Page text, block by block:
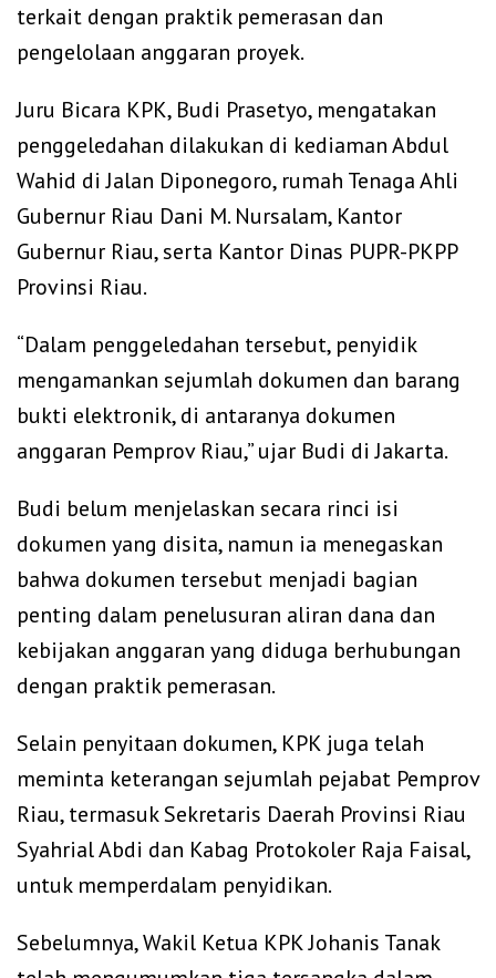
terkait dengan praktik pemerasan dan
pengelolaan anggaran proyek.
‎Juru Bicara KPK, Budi Prasetyo, mengatakan
penggeledahan dilakukan di kediaman Abdul
Wahid di Jalan Diponegoro, rumah Tenaga Ahli
Gubernur Riau Dani M. Nursalam, Kantor
Gubernur Riau, serta Kantor Dinas PUPR-PKPP
Provinsi Riau.
‎“Dalam penggeledahan tersebut, penyidik
mengamankan sejumlah dokumen dan barang
bukti elektronik, di antaranya dokumen
anggaran Pemprov Riau,” ujar Budi di Jakarta.
‎Budi belum menjelaskan secara rinci isi
dokumen yang disita, namun ia menegaskan
bahwa dokumen tersebut menjadi bagian
penting dalam penelusuran aliran dana dan
kebijakan anggaran yang diduga berhubungan
dengan praktik pemerasan.
‎Selain penyitaan dokumen, KPK juga telah
meminta keterangan sejumlah pejabat Pemprov
Riau, termasuk Sekretaris Daerah Provinsi Riau
Syahrial Abdi dan Kabag Protokoler Raja Faisal,
untuk memperdalam penyidikan.
‎Sebelumnya, Wakil Ketua KPK Johanis Tanak